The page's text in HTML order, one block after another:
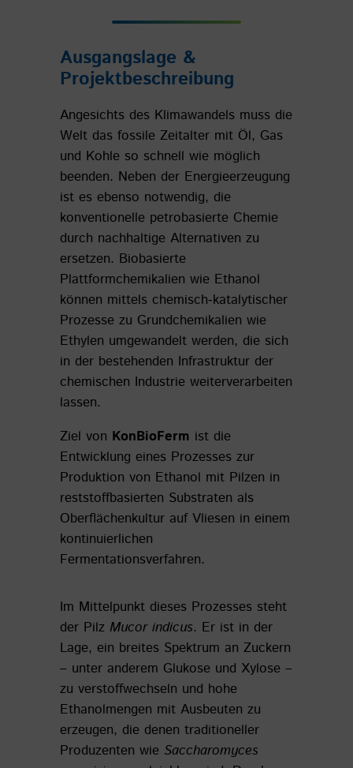
Ausgangslage &
Projektbeschreibung
Angesichts des Klimawandels muss die
Welt das fossile Zeitalter mit Öl, Gas
und Kohle so schnell wie möglich
beenden. Neben der Energieerzeugung
ist es ebenso notwendig, die
konventionelle petrobasierte Chemie
durch nachhaltige Alternativen zu
ersetzen. Biobasierte
Plattformchemikalien wie Ethanol
können mittels chemisch‑katalytischer
Prozesse zu Grundchemikalien wie
Ethylen umgewandelt werden, die sich
in der bestehenden Infrastruktur der
chemischen Industrie weiterverarbeiten
lassen.
Ziel von KonBioFerm ist die
Entwicklung eines Prozesses zur
Produktion von Ethanol mit Pilzen in
reststoffbasierten Substraten als
Oberflächenkultur auf Vliesen in einem
kontinuierlichen
Fermentationsverfahren.
Im Mittelpunkt dieses Prozesses steht
der Pilz Mucor indicus. Er ist in der
Lage, ein breites Spektrum an Zuckern
– unter anderem Glukose und Xylose –
zu verstoffwechseln und hohe
Ethanolmengen mit Ausbeuten zu
erzeugen, die denen traditioneller
Produzenten wie Saccharomyces